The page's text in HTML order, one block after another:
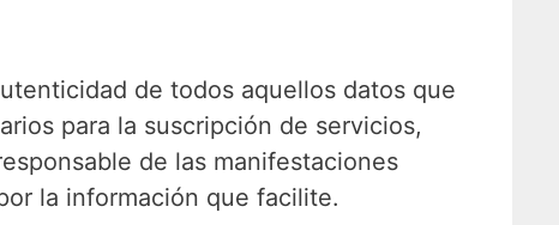
de todos aquellos datos que
para la suscripción de servicios,
de las manifestaciones
la información que facilite.